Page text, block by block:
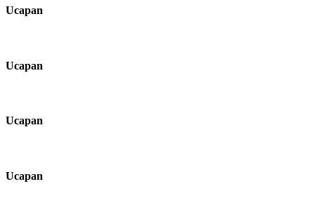
Ucapan
Ucapan
Ucapan
Ucapan